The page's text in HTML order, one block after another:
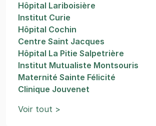
Hôpital Lariboisière
Institut Curie
Hôpital Cochin
Centre Saint Jacques
Hôpital La Pitie Salpetrière
Institut Mutualiste Montsouris
Maternité Sainte Félicité
Clinique Jouvenet
Voir tout >